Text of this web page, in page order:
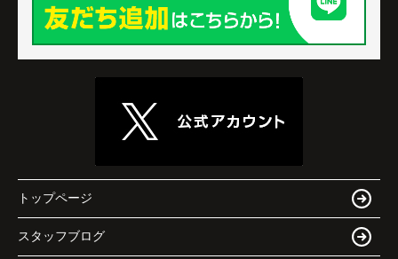
トップページ
スタッフブログ